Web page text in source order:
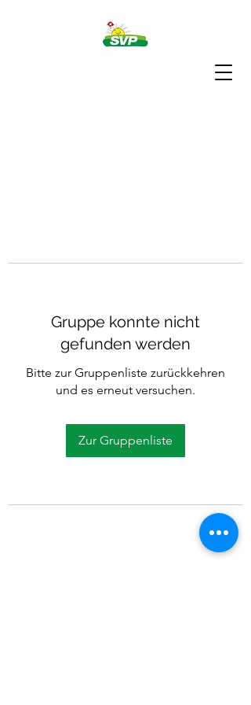
Gruppe konnte nicht
gefunden werden
Bitte zur Gruppenliste zurückkehren
und es erneut versuchen.
Zur Gruppenliste